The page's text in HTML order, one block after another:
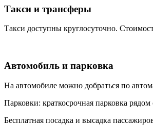
Такси и трансферы
Такси доступны круглосуточно.
Автомобиль и парковка
На автомобиле можно добраться по
Парковки: краткосрочная парковка
Бесплатная посадка и высадка